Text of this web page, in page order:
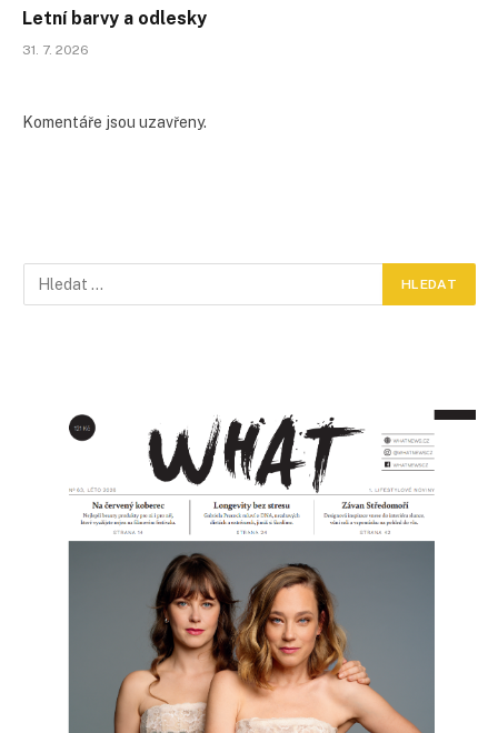
Letní barvy a odlesky
31. 7. 2026
Komentáře jsou uzavřeny.